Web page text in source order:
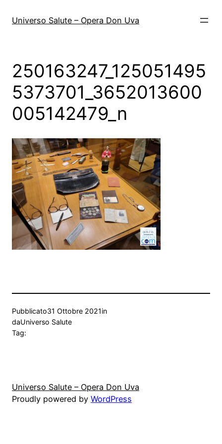
Universo Salute – Opera Don Uva
250163247_125051495
5373701_3652013600
005142479_n
Pubblicato31 Ottobre 2021in
daUniverso Salute
Tag:
Universo Salute – Opera Don Uva
Proudly powered by WordPress